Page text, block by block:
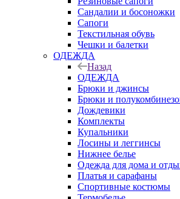
Сандалии и босоножки
Сапоги
Текстильная обувь
Чешки и балетки
ОДЕЖДА
Назад
ОДЕЖДА
Брюки и джинсы
Брюки и
Дождевики
Комплекты
Купальники
Лосины и леггинсы
Нижнее белье
Одежда для дома и
Платья и сарафаны
Спортивные костюмы